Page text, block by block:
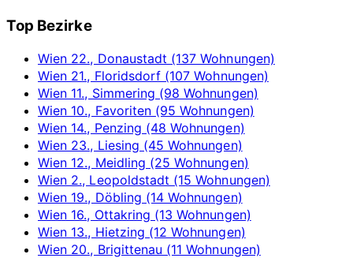
Top Bezirke
Wien 22., Donaustadt (137 Wohnungen)
Wien 21., Floridsdorf (107 Wohnungen)
Wien 11., Simmering (98 Wohnungen)
Wien 10., Favoriten (95 Wohnungen)
Wien 14., Penzing (48 Wohnungen)
Wien 23., Liesing (45 Wohnungen)
Wien 12., Meidling (25 Wohnungen)
Wien 2., Leopoldstadt (15 Wohnungen)
Wien 19., Döbling (14 Wohnungen)
Wien 16., Ottakring (13 Wohnungen)
Wien 13., Hietzing (12 Wohnungen)
Wien 20., Brigittenau (11 Wohnungen)